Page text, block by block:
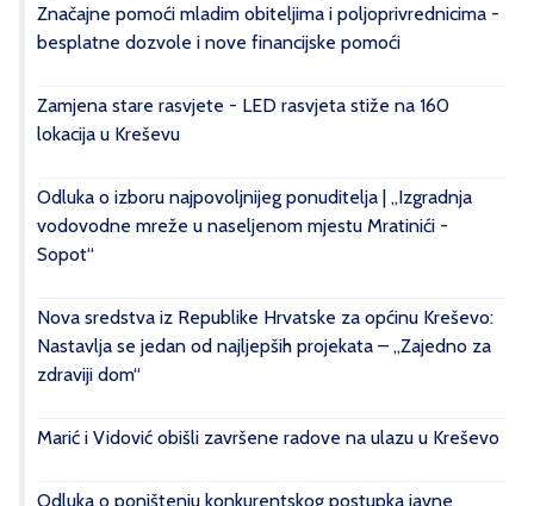
Značajne pomoći mladim obiteljima i poljoprivrednicima -
besplatne dozvole i nove financijske pomoći
Zamjena stare rasvjete - LED rasvjeta stiže na 160
lokacija u Kreševu
Odluka o izboru najpovoljnijeg ponuditelja | „Izgradnja
vodovodne mreže u naseljenom mjestu Mratinići -
Sopot“
Nova sredstva iz Republike Hrvatske za općinu Kreševo:
Nastavlja se jedan od najljepših projekata – „Zajedno za
zdraviji dom“
Marić i Vidović obišli završene radove na ulazu u Kreševo
Odluka o poništenju konkurentskog postupka javne